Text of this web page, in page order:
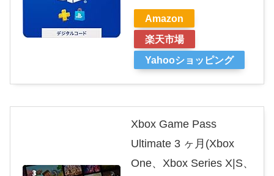
Amazon
楽天市場
Yahooショッピング
Xbox Game Pass
Ultimate 3 ヶ月(Xbox
One、Xbox Series X|S、